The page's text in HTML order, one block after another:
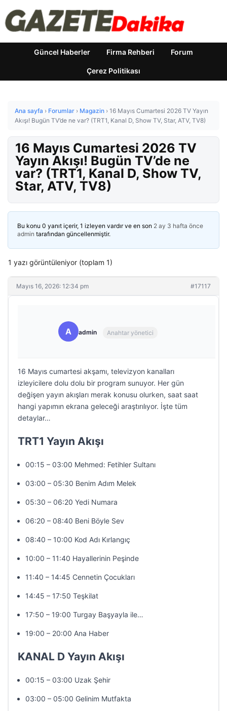
Güncel Haberler Firma Rehberi Forum
Çerez Politikası
Ana sayfa › Forumlar › Magazin › 16 Mayıs Cumartesi 2026 TV Yayın
Akışı! Bugün TV’de ne var? (TRT1, Kanal D, Show TV, Star, ATV, TV8)
16 Mayıs Cumartesi 2026 TV
Yayın Akışı! Bugün TV’de ne
var? (TRT1, Kanal D, Show TV,
Star, ATV, TV8)
Bu konu 0 yanıt içerir, 1 izleyen vardır ve en son 2 ay 3 hafta önce
admin tarafından güncellenmiştir.
1 yazı görüntüleniyor (toplam 1)
Mayıs 16, 2026: 12:34 pm #17117
A admin Anahtar yönetici
16 Mayıs cumartesi akşamı, televizyon kanalları
izleyicilere dolu dolu bir program sunuyor. Her gün
değişen yayın akışları merak konusu olurken, saat saat
hangi yapımın ekrana geleceği araştırılıyor. İşte tüm
detaylar…
TRT1 Yayın Akışı
00:15 – 03:00 Mehmed: Fetihler Sultanı
03:00 – 05:30 Benim Adım Melek
05:30 – 06:20 Yedi Numara
06:20 – 08:40 Beni Böyle Sev
08:40 – 10:00 Kod Adı Kırlangıç
10:00 – 11:40 Hayallerinin Peşinde
11:40 – 14:45 Cennetin Çocukları
14:45 – 17:50 Teşkilat
17:50 – 19:00 Turgay Başyayla ile…
19:00 – 20:00 Ana Haber
KANAL D Yayın Akışı
00:15 – 03:00 Uzak Şehir
03:00 – 05:00 Gelinim Mutfakta